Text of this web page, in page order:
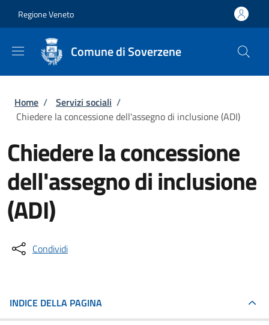
Regione Veneto
Comune di Soverzene
Briciole di pane
Home / Servizi sociali /
Chiedere la concessione dell'assegno di inclusione (ADI)
Chiedere la concessione
dell'assegno di inclusione
(ADI)
Condividi
INDICE DELLA PAGINA